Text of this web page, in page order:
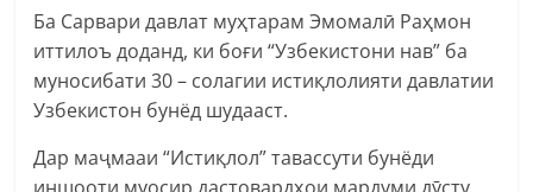
Ба Сарвари давлат муҳтарам Эмомалӣ Раҳмон
иттилоъ доданд, ки боғи “Узбекистони нав” ба
муносибати 30 – солагии истиқлолияти давлатии
Узбекистон бунёд шудааст.
Дар маҷмааи “Истиқлол” тавассути бунёди